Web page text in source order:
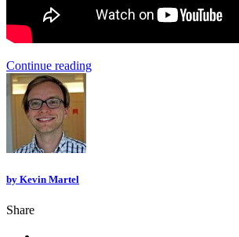
Continue reading
by Kevin Martel
Share